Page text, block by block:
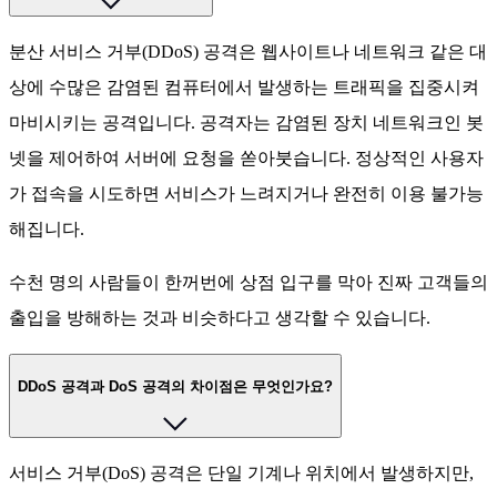
분산 서비스 거부(DDoS) 공격은 웹사이트나 네트워크 같은 대
상에 수많은 감염된 컴퓨터에서 발생하는 트래픽을 집중시켜
마비시키는 공격입니다. 공격자는 감염된 장치 네트워크인 봇
넷을 제어하여 서버에 요청을 쏟아붓습니다. 정상적인 사용자
가 접속을 시도하면 서비스가 느려지거나 완전히 이용 불가능
해집니다.
수천 명의 사람들이 한꺼번에 상점 입구를 막아 진짜 고객들의
출입을 방해하는 것과 비슷하다고 생각할 수 있습니다.
DDoS 공격과 DoS 공격의 차이점은 무엇인가요?
서비스 거부(DoS) 공격은 단일 기계나 위치에서 발생하지만,